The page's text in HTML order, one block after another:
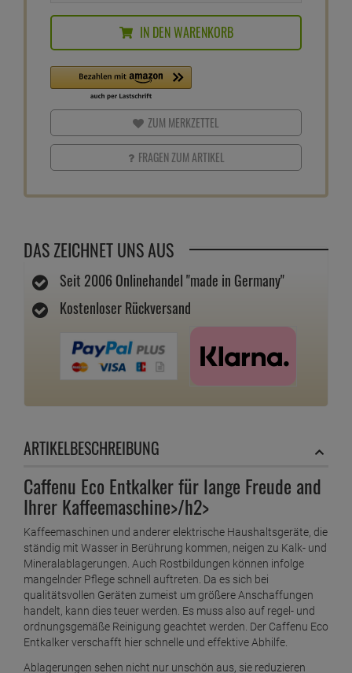
IN DEN WARENKORB
ZUM MERKZETTEL
FRAGEN ZUM ARTIKEL
DAS ZEICHNET UNS AUS
Seit 2006 Onlinehandel "made in Germany"
Kostenloser Rückversand
ARTIKELBESCHREIBUNG
Caffenu Eco Entkalker für lange Freude and
Ihrer Kaffeemaschine>/h2>
Kaffeemaschinen und anderer elektrische Haushaltsgeräte, die
ständig mit Wasser in Berührung kommen, neigen zu Kalk- und
Mineralablagerungen. Auch Rostbildungen können infolge
mangelnder Pflege schnell auftreten. Da es sich bei
qualitätsvollen Geräten zumeist um größere Anschaffungen
handelt, kann dies teuer werden. Es muss also auf regel- und
ordnungsgemäße Reinigung geachtet werden. Der Caffenu Eco
Entkalker verschafft hier schnelle und effektive Abhilfe.
Ablagerungen sehen nicht nur unschön aus, sie reduzieren